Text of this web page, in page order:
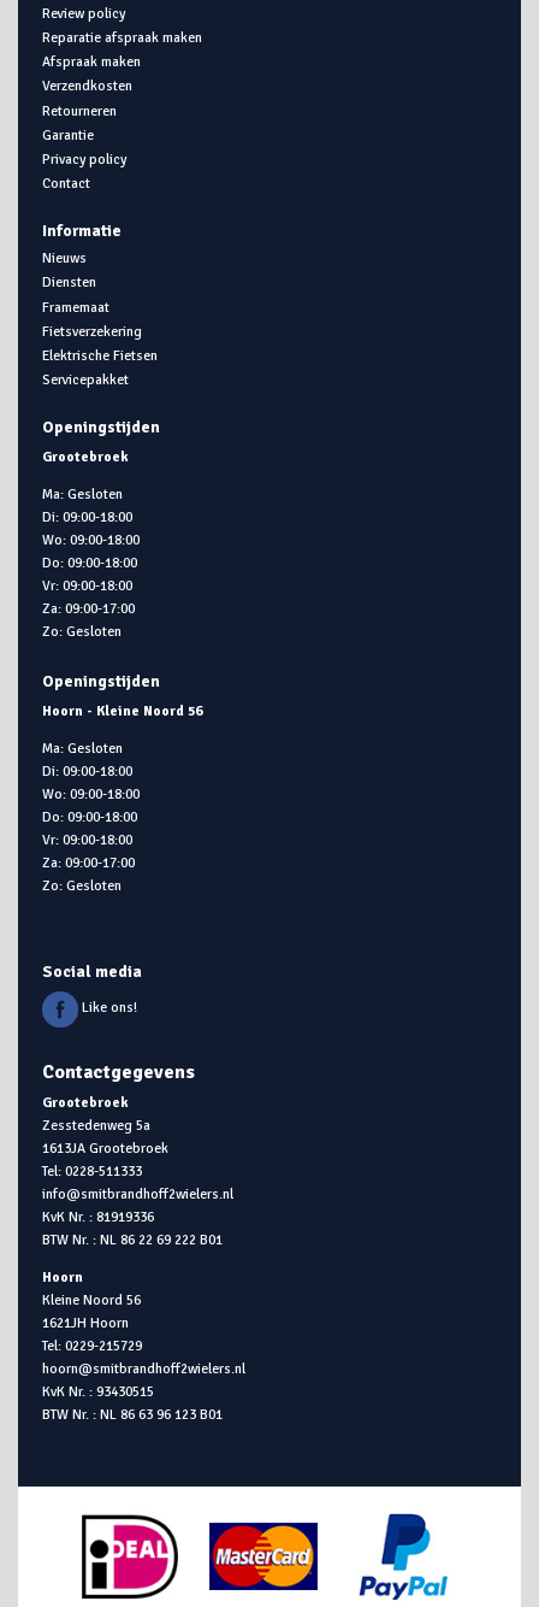
Review policy
Reparatie afspraak maken
Afspraak maken
Verzendkosten
Retourneren
Garantie
Privacy policy
Contact
Informatie
Nieuws
Diensten
Framemaat
Fietsverzekering
Elektrische Fietsen
Servicepakket
Openingstijden
Grootebroek
Ma: Gesloten
Di: 09:00-18:00
Wo: 09:00-18:00
Do: 09:00-18:00
Vr: 09:00-18:00
Za: 09:00-17:00
Zo: Gesloten
Openingstijden
Hoorn - Kleine Noord 56
Ma: Gesloten
Di: 09:00-18:00
Wo: 09:00-18:00
Do: 09:00-18:00
Vr: 09:00-18:00
Za: 09:00-17:00
Zo: Gesloten
Social media
Like ons!
Contactgegevens
Grootebroek
Zesstedenweg 5a
1613JA Grootebroek
Tel: 0228-511333
info@smitbrandhoff2wielers.nl
KvK Nr. : 81919336
BTW Nr. : NL 86 22 69 222 B01
Hoorn
Kleine Noord 56
1621JH Hoorn
Tel: 0229-215729
hoorn@smitbrandhoff2wielers.nl
KvK Nr. : 93430515
BTW Nr. : NL 86 63 96 123 B01